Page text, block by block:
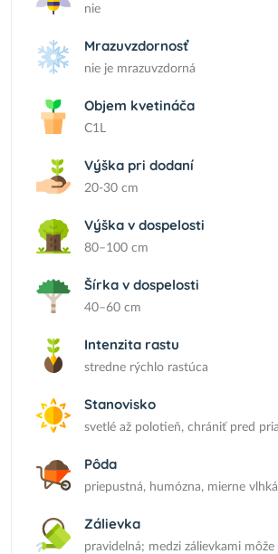
nie
Mrazuvzdornosť
nie je mrazuvzdorná
Objem kvetináča
C1L
Výška pri dodaní
20-30 cm
Výška v dospelosti
80–100 cm
Šírka v dospelosti
40–60 cm
Intenzita rastu
stredne rýchlo rastúca
Stanovisko
svetlé až polotieň, chrániť pred
Pôda
priepustná, humózna, mierne vlhká
Zálievka
pravidelná; medzi zálievkami